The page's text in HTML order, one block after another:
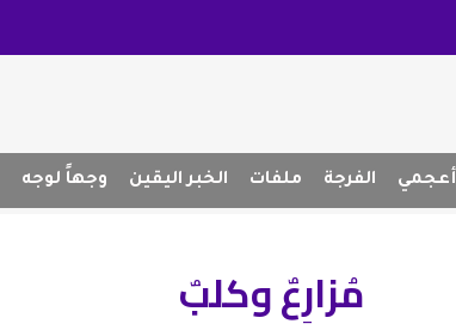
أعجمي الفرجة ملفات الخبر اليقين وجهاً لوجه
مُزارِعٌ وكلبٌ